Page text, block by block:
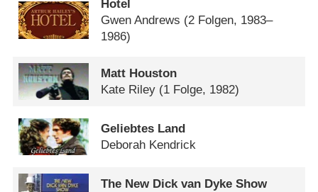
Hotel
Gwen Andrews (2 Folgen, 1983–
1986)
Matt Houston
Kate Riley (1 Folge, 1982)
Geliebtes Land
Deborah Kendrick
The New Dick van Dyke Show